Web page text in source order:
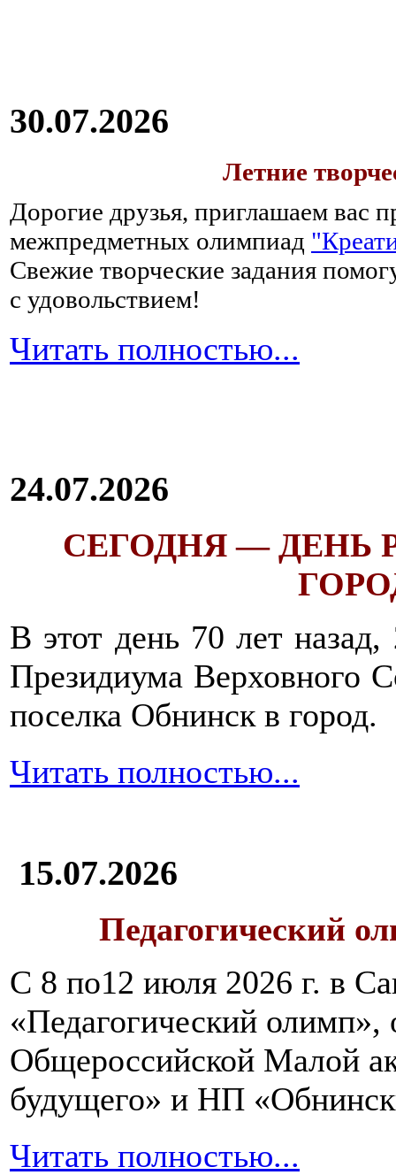
30.07.2026
Летние
Дорогие друзья, приглашаем вас
межпредметных олимпиад
Свежие творческие задания
с удовольствием!
Читать полностью...
24.07.2026
СЕГОДНЯ — ДЕНЬ
В этот день 70 лет
Президиума Верховного
поселка Обнинск в город.
Читать полностью...
15.07.2026
Педагогический
С 8 по12 июля 2026 г. в
«Педагогический олимп»,
Общероссийской Малой
будущего» и НП
Читать полностью...